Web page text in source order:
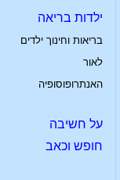
ילדות בריאה
בריאות וחינוך ילדים
לאור
האנתרופוסופיה
על חשיבה
חופש וכאב